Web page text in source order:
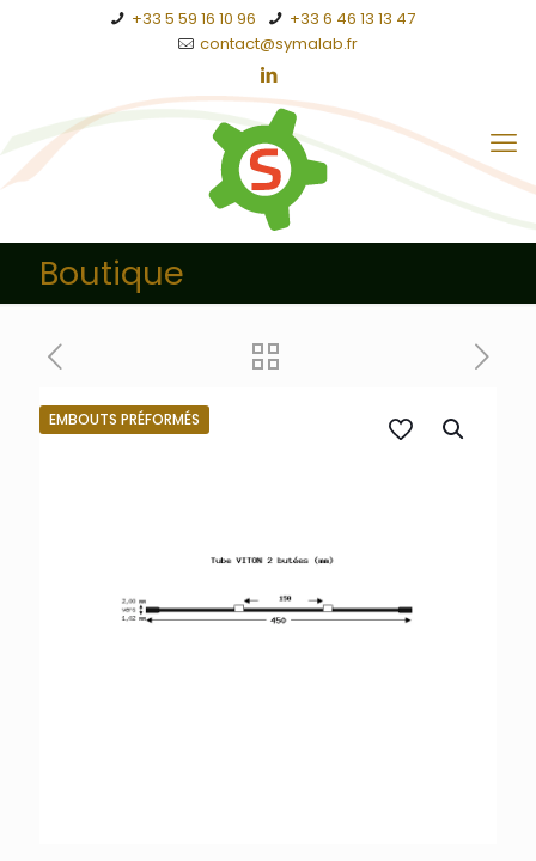
+33 5 59 16 10 96
+33 6 46 13 13 47
contact@symalab.fr
Boutique
EMBOUTS PRÉFORMÉS